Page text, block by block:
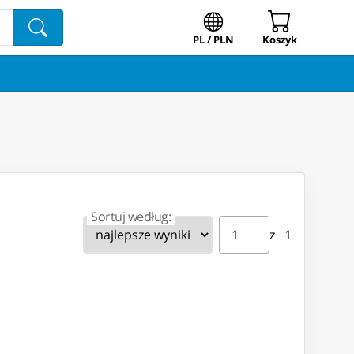
PL / PLN Koszyk
Sortuj według: Strona ⁨1⁩ z ⁨1⁩
z ⁨1⁩
Przejdź do strony